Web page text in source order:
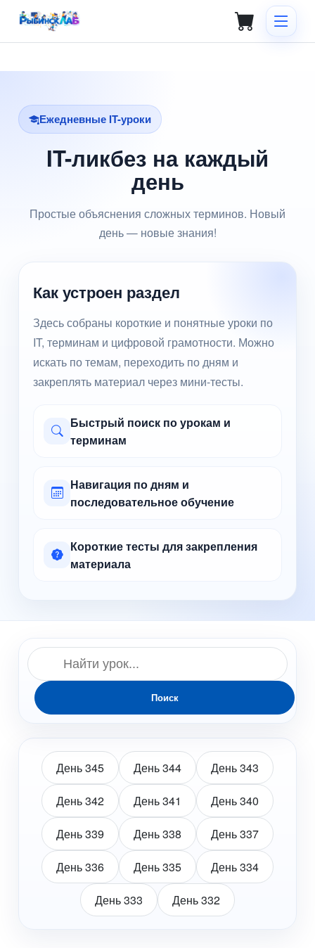
Ежедневные IT-уроки
IT-ликбез на каждый
день
Простые объяснения сложных терминов. Новый
день — новые знания!
Как устроен раздел
Здесь собраны короткие и понятные уроки по
IT, терминам и цифровой грамотности. Можно
искать по темам, переходить по дням и
закреплять материал через мини-тесты.
Быстрый поиск по урокам и
терминам
Навигация по дням и
последовательное обучение
Короткие тесты для закрепления
материала
Поиск
День 345 День 344 День 343
День 342 День 341 День 340
День 339 День 338 День 337
День 336 День 335 День 334
День 333 День 332